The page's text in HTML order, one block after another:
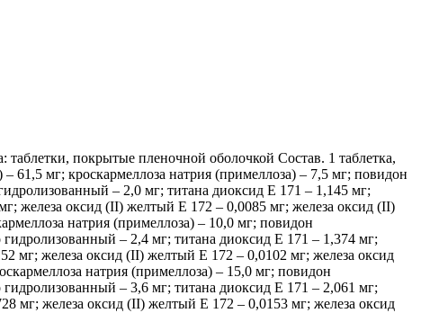
таблетки, покрытые пленочной оболочкой Состав. 1 таблетка,
61,5 мг; кроскармеллоза натрия (примеллоза) – 7,5 мг; повидон
– 2,0 мг; титана диоксид Е 171 – 1,145 мг;
железа оксид (II) желтый Е 172 – 0,0085 мг; железа оксид (II)
натрия (примеллоза) – 10,0 мг; повидон
– 2,4 мг; титана диоксид Е 171 – 1,374 мг;
мг; железа оксид (II) желтый Е 172 – 0,0102 мг; железа оксид
натрия (примеллоза) – 15,0 мг; повидон
– 3,6 мг; титана диоксид Е 171 – 2,061 мг;
мг; железа оксид (II) желтый Е 172 – 0,0153 мг; железа оксид